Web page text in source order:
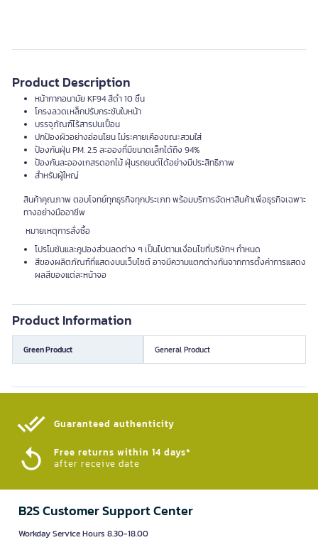
Product Description
หน้ากากอนามัย KF94 สีดำ 10 ชิ้น
โครงลวดเหล็กปรับกระชับใบหน้า
บรรจุภัณฑ์ไร้สารปนเปื้อน
ปกป้องผิวอย่างอ่อนโยน ไม่ระคายเคืองขณะสวมใส่
ป้องกันฝุ่น PM. 2.5 ละอองที่มีขนาดเล็กได้ถึง 94%
ป้องกันละอองเกสรดอกไม้ ฝุ่นรถยนต์ได้อย่างมีประสิทธิภาพ
สำหรับผู้ใหญ่
สินค้าคุณภาพ ตอบโจทย์ทุกธุรกิจทุกประเภท พร้อมบริการจัดหาสินค้าเพื่อธุรกิจเฉพาะ
ทางอย่างมืออาชีพ
หมายเหตุการสั่งซื้อ
โปรโมชันและคูปองส่วนลดต่าง ๆ เป็นไปตามเงื่อนไขที่บริษัทฯ กำหนด
สีของผลิตภัณฑ์ที่แสดงบนเว็บไซต์ อาจมีความแตกต่างกันจากการตั้งค่าการแสดง
ผลสีของแต่ละหน้าจอ
Product Information
Green Product General Product
Guaranteed authenticity​
Free returns within 14 days*
after receive date
B2S Customer Support Center
Workday Service Hours 8.30-18.00